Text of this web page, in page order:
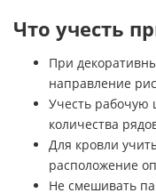
Что учесть
При
направление
Учесть рабочую
количества
Для кровли
расположение
Не смешивать